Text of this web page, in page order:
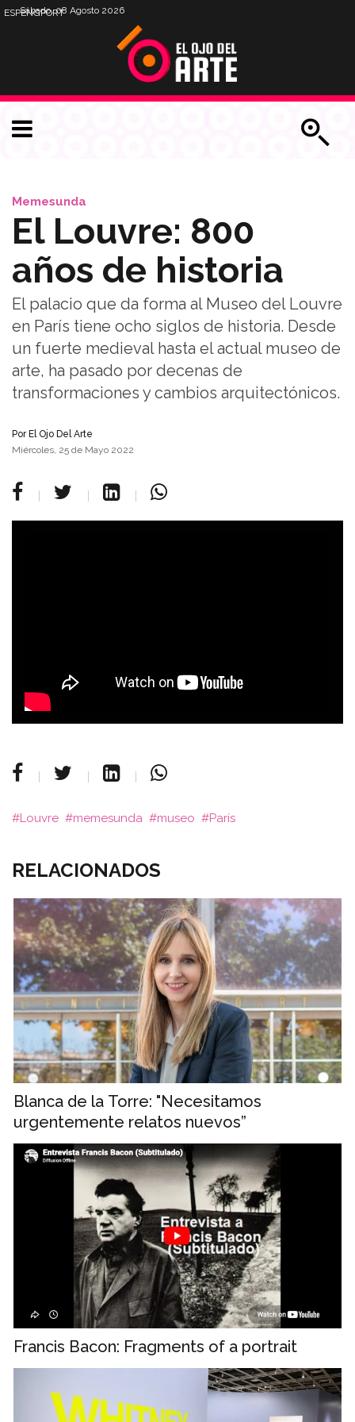
Sábado, 08 Agosto 2026
ESPENGPORT
Memesunda
El Louvre: 800
años de historia
El palacio que da forma al Museo del Louvre
en París tiene ocho siglos de historia. Desde
un fuerte medieval hasta el actual museo de
arte, ha pasado por decenas de
transformaciones y cambios arquitectónicos.
Por El Ojo Del Arte
Miércoles, 25 de Mayo 2022
Louvre memesunda museo París
RELACIONADOS
Blanca de la Torre: "Necesitamos
urgentemente relatos nuevos”
Francis Bacon: Fragments of a portrait